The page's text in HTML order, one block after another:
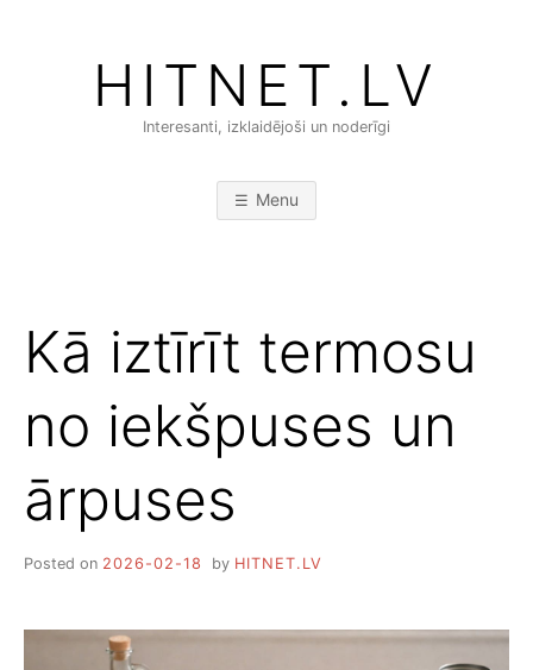
HITNET.LV
Interesanti, izklaidējoši un noderīgi
Menu
Kā iztīrīt termosu
no iekšpuses un
ārpuses
Posted on 2026-02-18 by HITNET.LV